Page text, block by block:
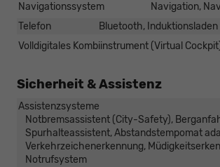
Navigationssystem
Navigation,
Telefon
Bluetooth,
Volldigitales Kombiinstrument (Virtual
Sicherheit & Assistenz
Assistenzsysteme
Notbremsassistent (City-Safety),
Spurhalteassistent, Abstandstempomat
Verkehrzeichenerkennung,
Notrufsystem